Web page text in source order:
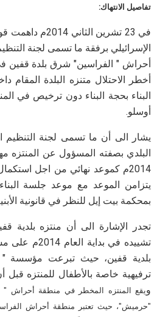
تفاصيل الانتهاك:
في 23 تشرين
الإسرائيلي برفقة ما تسمى لجنة
أحراش " الفراسين" شرق بلدة
أخطر الاحتلال متنزه البلدة
أوسلو.
يشار الى أن ما تسمى لجنة التنظيم
2014م كموعد نهائي من اجل
يتزامن الموعد مع موعد جلسة
بمحكمة بيت إيل للنظر في قانونية
تجدر الإشارة الى أن منتزه بلدية
ترفيهية خاصة بالأطفال للمنتزه قبل
ويقع المنتزه المخطر في منطقة أحراش "